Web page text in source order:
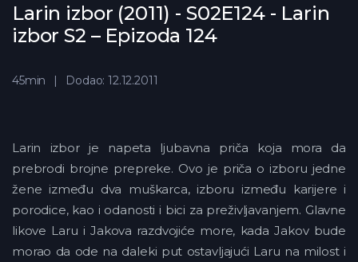
Larin izbor (2011) - S02E124 - Larin
izbor S2 – Epizoda 124
45min Dodao: 12.12.2011
Larin izbor je napeta ljubavna priča koja mora da
prebrodi brojne prepreke. Ovo je priča o izboru jedne
žene između dva muškarca, izboru između karijere i
porodice, kao i odanosti i bici za preživljavanjem. Glavne
likove Laru i Jakova razdvojiće more, kada Jakov bude
morao da ode na daleki put ostavljajući Laru na milost i